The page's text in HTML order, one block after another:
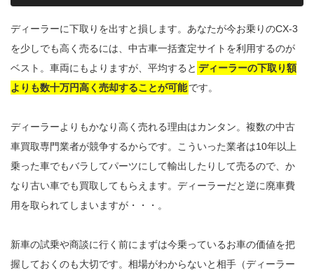
ディーラーに下取りを出すと損します。あなたが今お乗りのCX-3
を少しでも高く売るには、中古車一括査定サイトを利用するのが
ベスト。車両にもよりますが、平均すると ディーラーの下取り額
よりも数十万円高く売却することが可能です。
ディーラーよりもかなり高く売れる理由はカンタン。複数の中古
車買取専門業者が競争するからです。こういった業者は10年以上
乗った車でもバラしてパーツにして輸出したりして売るので、か
なり古い車でも買取してもらえます。ディーラーだと逆に廃車費
用を取られてしまいますが・・・。
新車の試乗や商談に行く前にまずは今乗っているお車の価値を把
握しておくのも大切です。相場がわからないと相手（ディーラー